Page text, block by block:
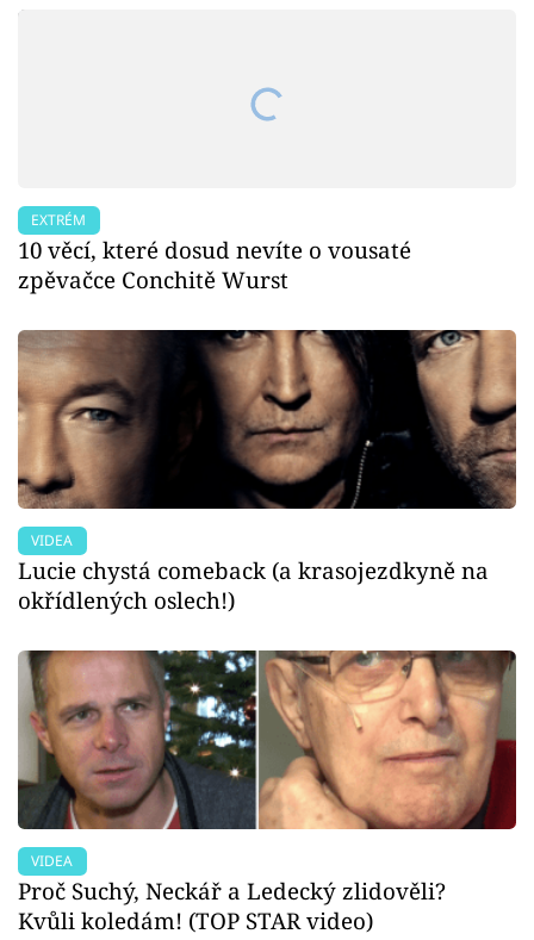
EXTRÉM
10 věcí, které dosud nevíte o vousaté
zpěvačce Conchitě Wurst
VIDEA
Lucie chystá comeback (a krasojezdkyně na
okřídlených oslech!)
VIDEA
Proč Suchý, Neckář a Ledecký zlidověli?
Kvůli koledám! (TOP STAR video)